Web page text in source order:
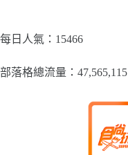
類
每日人氣：15466
部落格總流量：​47,565,115